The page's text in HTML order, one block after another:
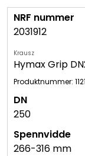
2031912
Krausz
Hymax Grip
Produktnummer:
250
266-316 mm